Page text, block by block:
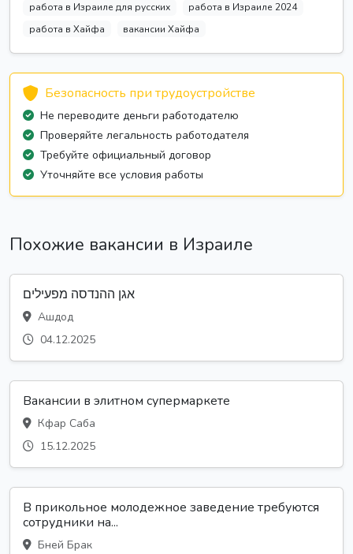
работа в Израиле для русских
работа в Израиле 2024
работа в Хайфа
вакансии Хайфа
Безопасность при трудоустройстве
Не переводите деньги работодателю
Проверяйте легальность работодателя
Требуйте официальный договор
Уточняйте все условия работы
Похожие вакансии в Израиле
אגן ההנדסה מפעילים
Ашдод
04.12.2025
Вакансии в элитном супермаркете
Кфар Саба
15.12.2025
В прикольное молодежное заведение требуются
сотрудники на...
Бней Брак